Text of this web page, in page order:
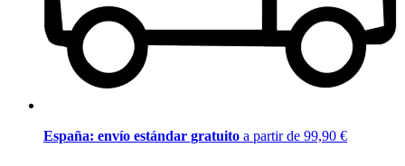
España: envío estándar gratuito a partir de 99,90 €